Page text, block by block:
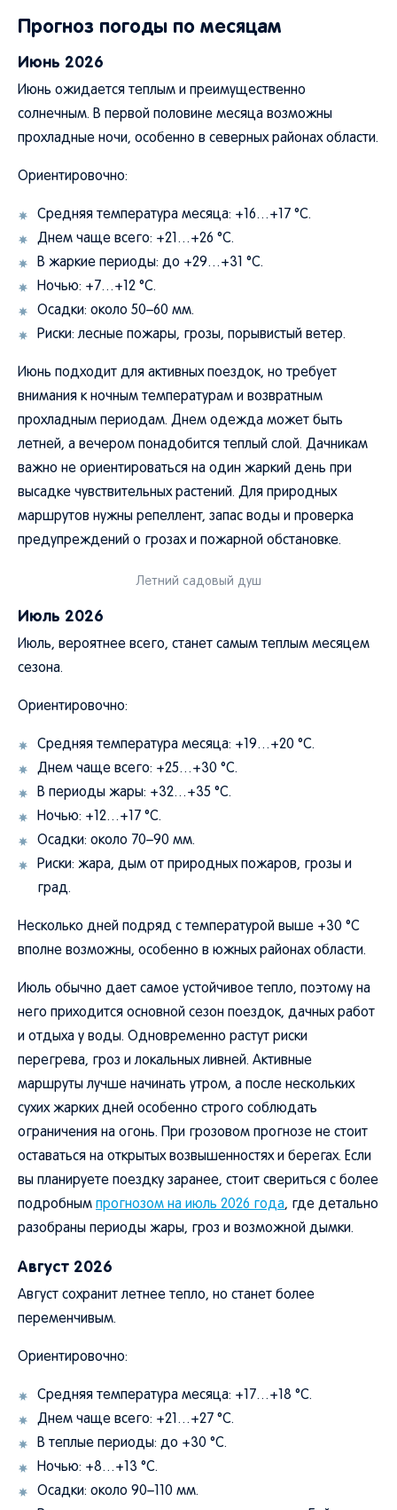
Прогноз погоды по месяцам
Июнь 2026
Июнь ожидается теплым и преимущественно
солнечным. В первой половине месяца возможны
прохладные ночи, особенно в северных районах области.
Ориентировочно:
Средняя температура месяца: +16…+17 °C.
Днем чаще всего: +21…+26 °C.
В жаркие периоды: до +29…+31 °C.
Ночью: +7…+12 °C.
Осадки: около 50–60 мм.
Риски: лесные пожары, грозы, порывистый ветер.
Июнь подходит для активных поездок, но требует
внимания к ночным температурам и возвратным
прохладным периодам. Днем одежда может быть
летней, а вечером понадобится теплый слой. Дачникам
важно не ориентироваться на один жаркий день при
высадке чувствительных растений. Для природных
маршрутов нужны репеллент, запас воды и проверка
предупреждений о грозах и пожарной обстановке.
Летний садовый душ
Июль 2026
Июль, вероятнее всего, станет самым теплым месяцем
сезона.
Ориентировочно:
Средняя температура месяца: +19…+20 °C.
Днем чаще всего: +25…+30 °C.
В периоды жары: +32…+35 °C.
Ночью: +12…+17 °C.
Осадки: около 70–90 мм.
Риски: жара, дым от природных пожаров, грозы и
град.
Несколько дней подряд с температурой выше +30 °C
вполне возможны, особенно в южных районах области.
Июль обычно дает самое устойчивое тепло, поэтому на
него приходится основной сезон поездок, дачных работ
и отдыха у воды. Одновременно растут риски
перегрева, гроз и локальных ливней. Активные
маршруты лучше начинать утром, а после нескольких
сухих жарких дней особенно строго соблюдать
ограничения на огонь. При грозовом прогнозе не стоит
оставаться на открытых возвышенностях и берегах. Если
вы планируете поездку заранее, стоит свериться с более
подробным прогнозом на июль 2026 года, где детально
разобраны периоды жары, гроз и возможной дымки.
Август 2026
Август сохранит летнее тепло, но станет более
переменчивым.
Ориентировочно:
Средняя температура месяца: +17…+18 °C.
Днем чаще всего: +21…+27 °C.
В теплые периоды: до +30 °C.
Ночью: +8…+13 °C.
Осадки: около 90–110 мм.